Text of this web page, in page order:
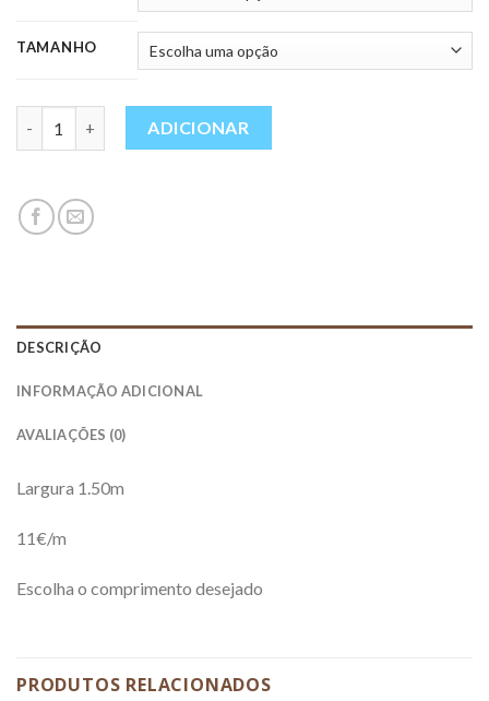
TAMANHO
ADICIONAR
DESCRIÇÃO
INFORMAÇÃO ADICIONAL
AVALIAÇÕES (0)
Largura 1.50m
11€/m
Escolha o comprimento desejado
PRODUTOS RELACIONADOS